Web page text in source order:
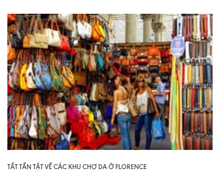
TẤT TẦN TẬT VỀ CÁC KHU CHỢ DA Ở FLORENCE